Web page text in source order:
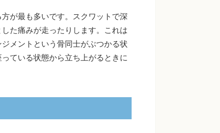
が最も多いです。スクワットで深
た痛みが走ったりします。これは
メントという骨同士がぶつかる状
ている状態から立ち上がるときに